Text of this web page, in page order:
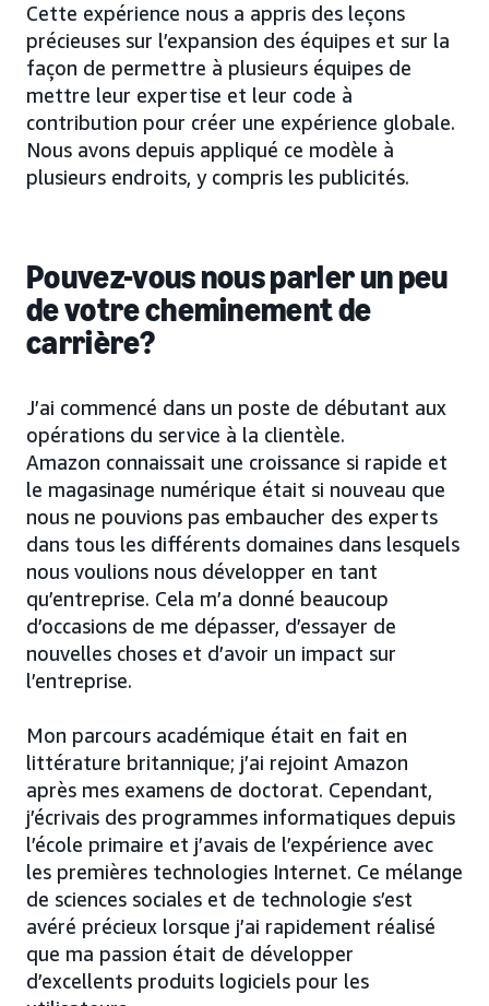
Cette expérience nous a appris des leçons
précieuses sur l’expansion des équipes et sur la
façon de permettre à plusieurs équipes de
mettre leur expertise et leur code à
contribution pour créer une expérience globale.
Nous avons depuis appliqué ce modèle à
plusieurs endroits, y compris les publicités.
Pouvez-vous nous parler un peu
devotre cheminement de
carrière?
J’ai commencé dans un poste de débutant aux
opérations du service à la clientèle.
Amazon connaissait une croissance si rapide et
le magasinage numérique était si nouveau que
nous ne pouvions pas embaucher des experts
dans tous les différents domaines dans lesquels
nous voulions nous développer en tant
qu’entreprise. Cela m’a donné beaucoup
d’occasions de me dépasser, d’essayer de
nouvelles choses et d’avoir un impact sur
l’entreprise.
Mon parcours académique était en fait en
littérature britannique; j’ai rejoint Amazon
après mes examens de doctorat. Cependant,
j’écrivais des programmes informatiques depuis
l’école primaire et j’avais de l’expérience avec
les premières technologies Internet. Ce mélange
de sciences sociales et de technologie s’est
avéré précieux lorsque j’ai rapidement réalisé
que ma passion était de développer
d’excellents produits logiciels pour les